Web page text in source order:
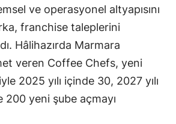
ve operasyonel altyapısını
franchise taleplerini
Hâlihazırda Marmara
veren Coffee Chefs, yeni
2025 yılı içinde 30, 2027 yılı
200 yeni şube açmayı